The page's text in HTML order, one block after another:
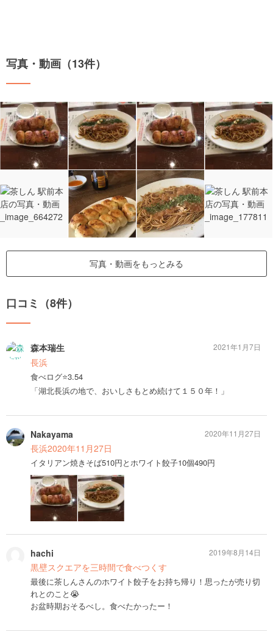
写真・動画（13件）
写真・動画をもっとみる
口コミ（8件）
森本瑞生
長浜
食べログ⭐️3.54
「湖北長浜の地で、おいしさもとめ続けて１５０年！」
2021年1月7日
Nakayama
長浜2020年11月27日
イタリアン焼きそば510円とホワイト餃子10個490円
2020年11月27日
hachi
黒壁スクエアを三時間で食べつくす
最後に茶しんさんのホワイト餃子をお持ち帰り！思ったが売り切
れとのこと😭
お盆時期おそるべし。食べたかったー！
2019年8月14日